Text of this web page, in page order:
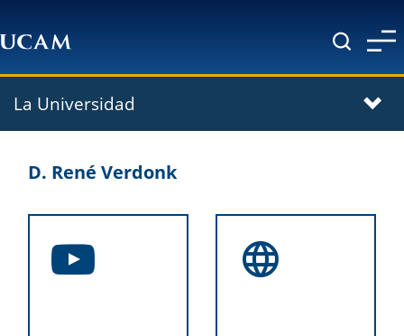
La Universidad
D. René Verdonk